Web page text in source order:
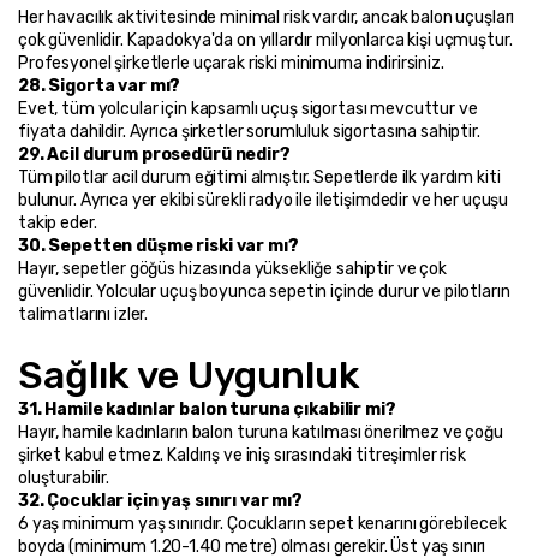
Her havacılık aktivitesinde minimal risk vardır, ancak balon uçuşları
çok güvenlidir. Kapadokya'da on yıllardır milyonlarca kişi uçmuştur.
Profesyonel şirketlerle uçarak riski minimuma indirirsiniz.
28. Sigorta var mı?
Evet, tüm yolcular için kapsamlı uçuş sigortası mevcuttur ve
fiyata dahildir. Ayrıca şirketler sorumluluk sigortasına sahiptir.
29. Acil durum prosedürü nedir?
Tüm pilotlar acil durum eğitimi almıştır. Sepetlerde ilk yardım kiti
bulunur. Ayrıca yer ekibi sürekli radyo ile iletişimdedir ve her uçuşu
takip eder.
30. Sepetten düşme riski var mı?
Hayır, sepetler göğüs hizasında yüksekliğe sahiptir ve çok
güvenlidir. Yolcular uçuş boyunca sepetin içinde durur ve pilotların
talimatlarını izler.
Sağlık ve Uygunluk
31. Hamile kadınlar balon turuna çıkabilir mi?
Hayır, hamile kadınların balon turuna katılması önerilmez ve çoğu
şirket kabul etmez. Kaldırış ve iniş sırasındaki titreşimler risk
oluşturabilir.
32. Çocuklar için yaş sınırı var mı?
6 yaş minimum yaş sınırıdır. Çocukların sepet kenarını görebilecek
boyda (minimum 1.20-1.40 metre) olması gerekir. Üst yaş sınırı